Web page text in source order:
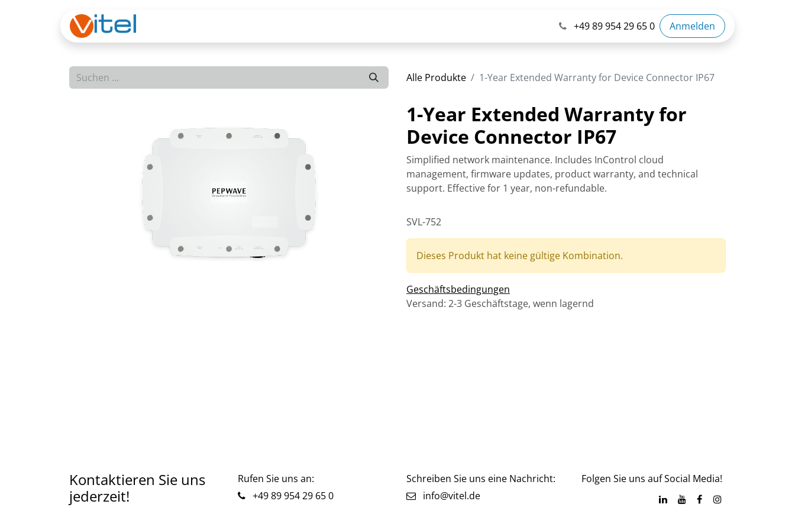
+49 89 954 29 65 0 Anmelden
Alle Produkte 1-Year Extended Warranty for Device Connector IP67
1-Year Extended Warranty for
Device Connector IP67
Simplified network maintenance. Includes InControl cloud
management, firmware updates, product warranty, and technical
support. Effective for 1 year, non-refundable.
SVL-752
Dieses Produkt hat keine gültige Kombination.
Geschäftsbedingungen
Versand: 2-3 Geschäftstage, wenn lagernd
Kontaktieren Sie uns
jederzeit!
Rufen Sie uns an:
+49 89 954 29 65 0
Schreiben Sie uns eine Nachricht:
info@vitel.de
Folgen Sie uns auf Social Media!